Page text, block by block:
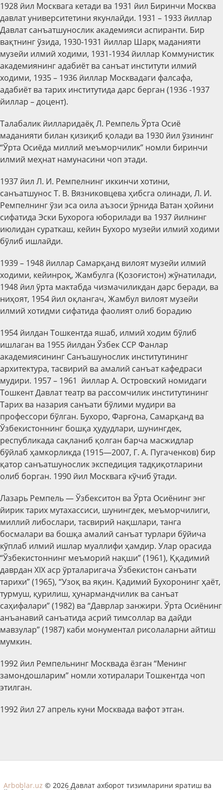
1928 йил Москвага кетади ва 1931 йил Биринчи Москва
давлат университетини якунлайди. 1931 – 1933 йиллар
Давлат санъатшунослик академияси аспиранти. Бир
вақтнинг ўзида, 1930-1931 йиллар Шарқ маданияти
музейи илмий ходими, 1931-1934 йиллар Коммунистик
академиянинг адабиёт ва санъат институти илмий
ходими, 1935 – 1936 йиллар Москвадаги фалсафа,
адабиёт ва тарих институтида дарс берган (1936 -1937
йиллар – доцент).
Талабалик йилларидаёқ Л. Ремпель Ўрта Осиё
маданияти билан қизиқиб қолади ва 1930 йил ўзининг
“Ўрта Осиёда миллий меъморчилик” номли биринчи
илмий меҳнат намунасини чоп этади.
1937 йил Л. И. Ремпелнинг иккинчи хотини,
санъатшунос Т. В. Вязниковцева ҳибсга олинади, Л. И.
Ремпелнинг ўзи эса оила аъзоси ўрнида Ватан ҳойини
сифатида Эски Бухорога юборилади ва 1937 йилнинг
июлидан сураткаш, кейин Бухоро музейи илмий ходими
бўлиб ишлайди.
1939 – 1948 йиллар Самарқанд вилоят музейи илмий
ходими, кейинроқ, Жамбулга (Қозоғистон) жўнатилади,
1948 йил ўрта мактабда чизмачиликдан дарс беради, ва
ниҳоят, 1954 йил оқлангач, Жамбул вилоят музейи
илмий хотидми сифатида фаолият олиб борадию
1954 йилдан Тошкентда яшаб, илмий ходим бўлиб
ишлаган ва 1955 йилдан Ўзбек ССР Фанлар
академиясининг Санъашунослик институтининг
архитектура, тасвирий ва амалий санъат кафедраси
мудири. 1957 – 1961 йиллар А. Островский номидаги
Тошкент Давлат театр ва рассомчилик институтининг
Тарих ва назария санъати бўлими мудири ва
профессори бўлган. Бухоро, Фарғона, Самарқанд ва
Ўзбекистоннинг бошқа ҳудудлари, шунингдек,
республикада сақланиб қолган барча масжидлар
бўйлаб ҳамкорликда (1915—2007, Г. А. Пугаченков) бир
қатор санъатшунослик экспедиция тадқиқотларини
олиб борган. 1990 йил Москвага кўчиб ўтади.
Лазарь Ремпель — Ўзбекситон ва Ўрта Осиёнинг энг
йирик тарих мутахассиси, шунингдек, меъморчилиги,
миллий либослари, тасвирий нақшлари, танга
босмалари ва бошқа амалий санъат турлари бўйича
кўплаб илмий ишлар муаллифи ҳамдир. Улар орасида
“Ўзбекистоннинг меъморий нақши” (1961), Ққадимий
даврдан XIX аср ўрталаригача Ўзбекистон санъати
тарихи” (1965), “Узоқ ва яқин. Қадимий Бухоронинг ҳаёт,
турмуш, қурилиш, ҳунармандчилик ва санъат
саҳифалари” (1982) ва “Даврлар занжири. Ўрта Осиёнинг
анъанавий санъатида асрий тимсоллар ва дайди
мавзулар” (1987) каби монументал рисолаларни айтиш
мумкин.
1992 йил Ремпельнинг Москвада ёзган “Менинг
замондошларим” номли хотиралари Тошкентда чоп
этилган.
1992 йил 27 апрель куни Москвада вафот этган.
Arboblar.uz © 2026 Давлат ахборот тизимларини яратиш ва